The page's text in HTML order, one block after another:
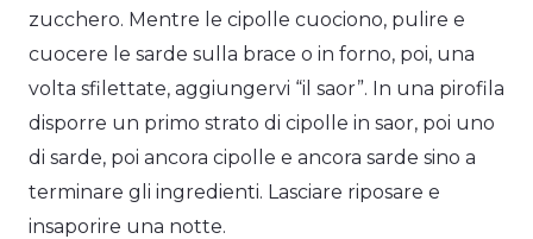
zucchero. Mentre le cipolle cuociono, pulire e
cuocere le sarde sulla brace o in forno, poi, una
volta sfilettate, aggiungervi “il saor”. In una pirofila
disporre un primo strato di cipolle in saor, poi uno
di sarde, poi ancora cipolle e ancora sarde sino a
terminare gli ingredienti. Lasciare riposare e
insaporire una notte.